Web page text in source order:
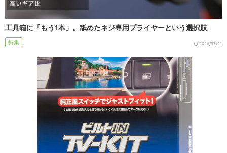
工具箱に「もう1本」。舐めたネジ専用プライヤーという選択肢
特集 2026/07/21